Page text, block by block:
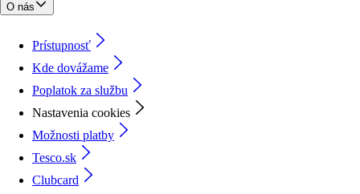
O nás
Prístupnosť
Kde dovážame
Poplatok za službu
Nastavenia cookies
Možnosti platby
Tesco.sk
Clubcard